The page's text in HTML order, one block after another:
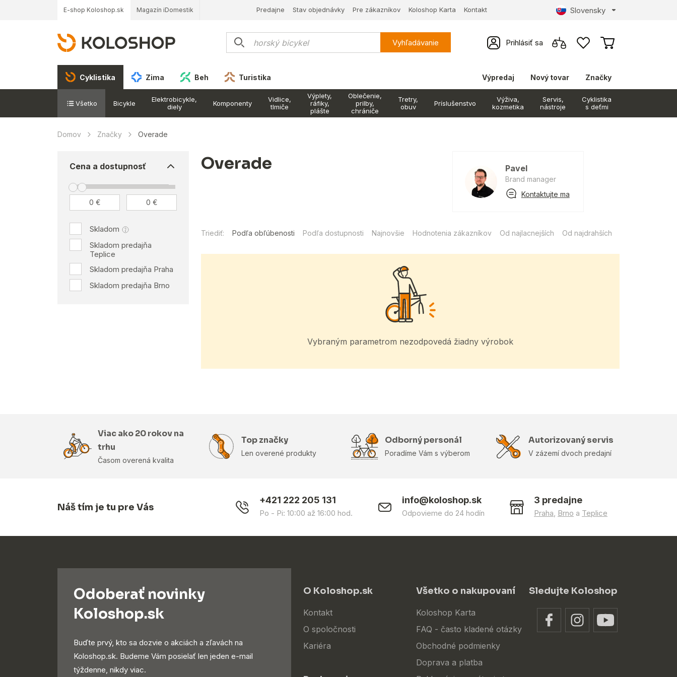
E-shop Koloshop.sk Magazín iDomestik Predajne Stav objednávky Pre zákazníkov Koloshop Karta Kontakt Slovensky
Vyhľadávanie Prihlásiť sa
Cyklistika Zima Beh Turistika Výpredaj Nový tovar Značky
Všetko Bicykle
Elektrobicykle,
diely
Komponenty
Vidlice,
tlmiče
Výplety,
ráfiky,
plášte
Oblečenie,
prilby,
chrániče
Tretry,
obuv
Príslušenstvo
Výživa,
kozmetika
Servis,
nástroje
Cyklistika
s deťmi
Domov Značky Overade
Cena a dostupnosť
Skladom
Skladom predajňa
Teplice
Skladom predajňa Praha
Skladom predajňa Brno
Overade Pavel
Brand manager
Kontaktujte ma
Triediť: Podľa obľúbenosti Podľa dostupnosti Najnovšie Hodnotenia zákazníkov Od najlacnejších Od najdrahších
Vybraným parametrom nezodpovedá žiadny výrobok
Viac ako 20 rokov na
trhu
Časom overená kvalita
Top značky
Len overené produkty
Odborný personál
Poradíme Vám s výberom
Autorizovaný servis
V zázemí dvoch predajní
Náš tím je tu pre Vás
+421 222 205 131
Po - Pi: 10:00 až 16:00 hod.
info@koloshop.sk
Odpovieme do 24 hodín
3 predajne
Praha, Brno a Teplice
Odoberať novinky
Koloshop.sk
Buďte prvý, kto sa dozvie o akciách a zľavách na
Koloshop.sk. Budeme Vám posielať len jeden e-mail
týždenne, nikdy viac.
O Koloshop.sk
Kontakt
O spoločnosti
Kariéra
Všetko o nakupovaní
Koloshop Karta
FAQ - často kladené otázky
Obchodné podmienky
Doprava a platba
Sledujte Koloshop